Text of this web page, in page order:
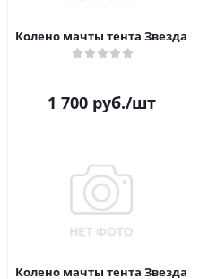
Колено мачты тента Звезда
1 700руб./шт
Колено мачты тента Звезда